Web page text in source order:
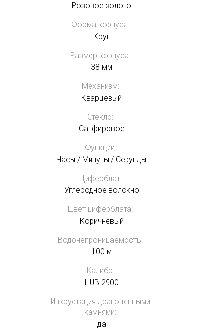
Розовое золото
Форма корпуса:
Круг
Размер корпуса:
38 мм
Механизм:
Кварцевый
Стекло:
Сапфировое
Функции:
Часы / Минуты / Секунды
Циферблат:
Углеродное волокно
Цвет циферблата:
Коричневый
Водонепроницаемость:
100 м
Калибр:
HUB 2900
Инкрустация драгоценными
камнями:
да